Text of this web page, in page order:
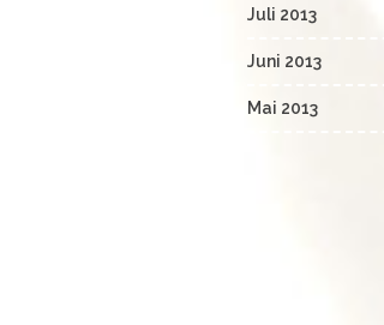
Juli 2013
Juni 2013
Mai 2013